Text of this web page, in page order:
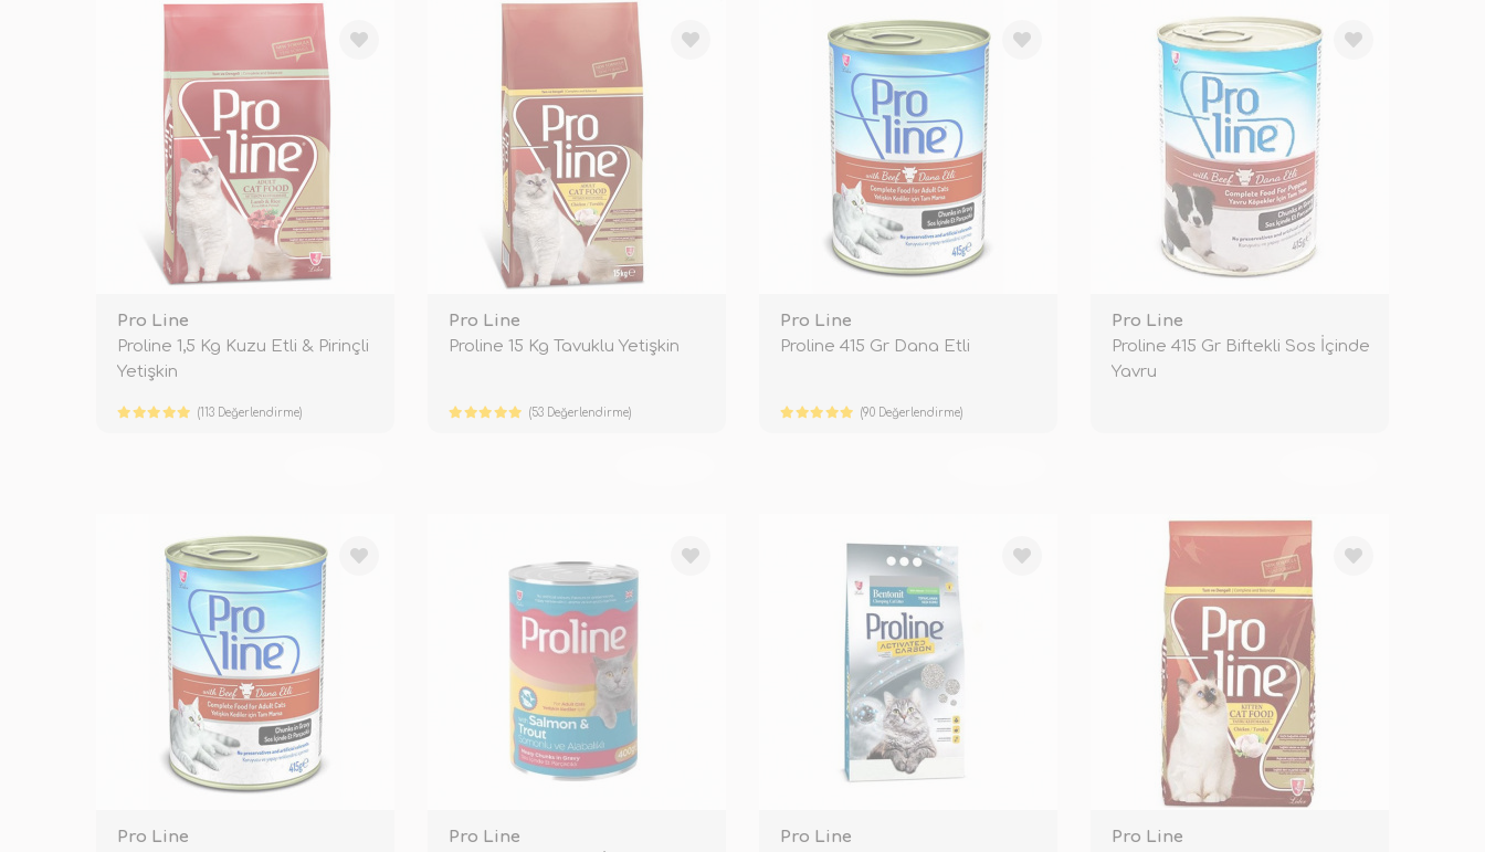
Pro Line
Proline 1,5 Kg Kuzu Etli & Pirinçli
Yetişkin
(113 Değerlendirme)
Pro Line
Proline 15 Kg Tavuklu Yetişkin
(53 Değerlendirme)
Pro Line
Proline 415 Gr Dana Etli
(90 Değerlendirme)
Pro Line
Proline 415 Gr Biftekli Sos İçinde
Yavru
Pro Line
Pro Line
Pro Line
Pro Line